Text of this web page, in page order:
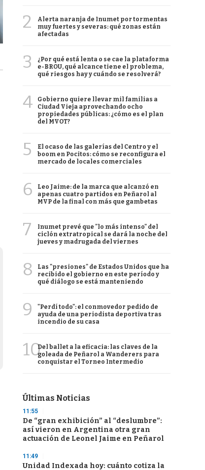
2
Alerta naranja de Inumet por tormentas
muy fuertes y severas: qué zonas están
afectadas
3
¿Por qué está lenta o se cae la plataforma
e-BROU, qué alcance tiene el problema,
qué riesgos hay y cuándo se resolverá?
4
Gobierno quiere llevar mil familias a
Ciudad Vieja aprovechando ocho
propiedades públicas: ¿cómo es el plan
del MVOT?
5
El ocaso de las galerías del Centro y el
boom en Pocitos: cómo se reconfigura el
mercado de locales comerciales
6
Leo Jaime: de la marca que alcanzó en
apenas cuatro partidos en Peñarol al
MVP de la final con más que gambetas
7
Inumet prevé que "lo más intenso" del
ciclón extratropical se dará la noche del
jueves y madrugada del viernes
8
Las "presiones" de Estados Unidos que ha
recibido el gobierno en este período y
qué diálogo se está manteniendo
9
"Perdí todo": el conmovedor pedido de
ayuda de una periodista deportiva tras
incendio de su casa
10Del ballet a la eficacia: las claves de la
goleada de Peñarol a Wanderers para
conquistar el Torneo Intermedio
Últimas Noticias
11:55
De “gran exhibición” al “deslumbre”:
así vieron en Argentina otra gran
actuación de Leonel Jaime en Peñarol
11:49
Unidad Indexada hoy: cuánto cotiza la